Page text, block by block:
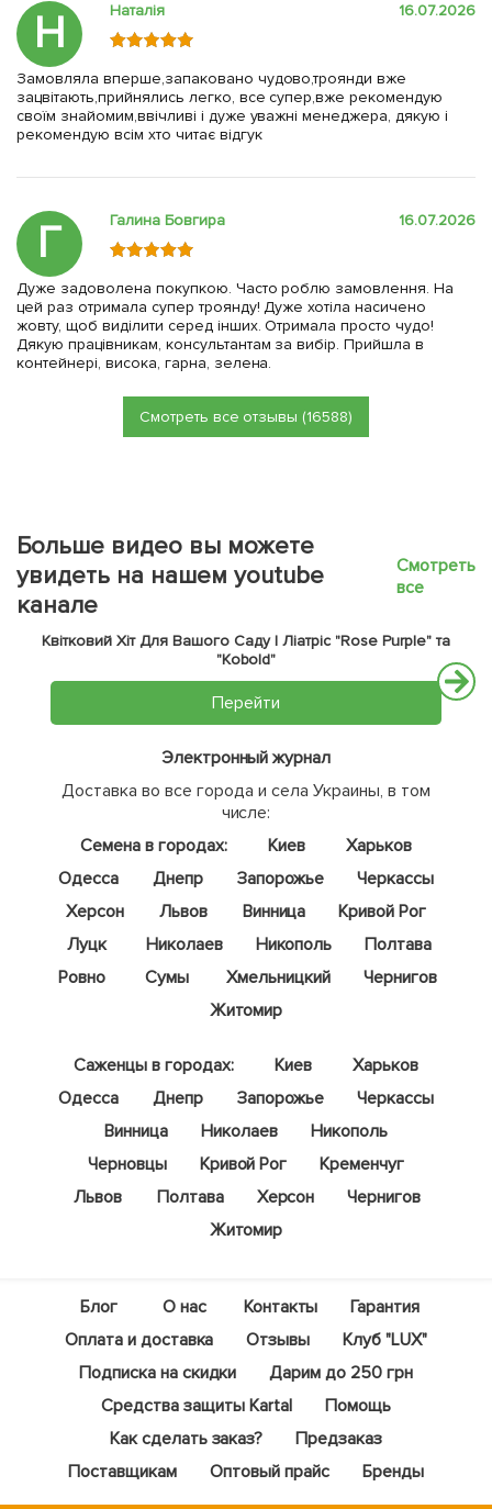
Н Наталія 16.07.2026
Замовляла вперше,запаковано чудово,троянди вже
зацвітають,прийнялись легко, все супер,вже рекомендую
своїм знайомим,ввічливі і дуже уважні менеджера, дякую і
рекомендую всім хто читає відгук
Г Галина Бовгира 16.07.2026
Дуже задоволена покупкою. Часто роблю замовлення. На
цей раз отримала супер троянду! Дуже хотіла насичено
жовту, щоб виділити серед інших. Отримала просто чудо!
Дякую працівникам, консультантам за вибір. Прийшла в
контейнері, висока, гарна, зелена.
Смотреть все отзывы (16588)
Больше видео вы можете
увидеть на нашем youtube
канале
Смотреть
все
Квітковий Хіт Для Вашого Саду | Ліатріс "Rose Purple" та
"Kobold"
Перейти
Электронный журнал
Доставка во все города и села Украины, в том
числе:
Семена в городах:
Киев
Харьков
Одесса
Днепр Запорожье
Черкассы
Херсон
Львов Винница
Кривой Рог
Луцк
Николаев Никополь
Полтава
Ровно
Сумы Хмельницкий
Чернигов
Житомир
Саженцы в городах: Киев
Харьков
Одесса
Днепр Запорожье
Черкассы
Винница
Николаев
Никополь
Черновцы
Кривой Рог
Кременчуг
Львов
Полтава Херсон
Чернигов
Житомир
Блог О нас Контакты
Гарантия
Оплата и доставка
Отзывы
Клуб "LUX"
Подписка на скидки
Дарим до 250 грн
Средства защиты Kartal
Помощь
Как сделать заказ?
Предзаказ
Поставщикам
Оптовый прайс Бренды